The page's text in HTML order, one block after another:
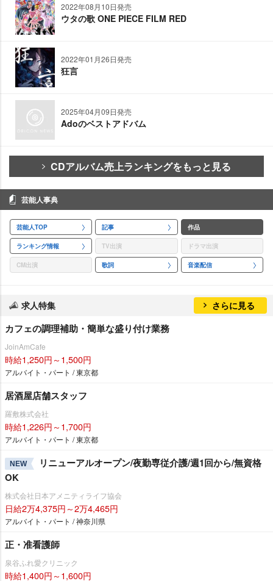
2022年08月10日発売
ウタの歌 ONE PIECE FILM RED
2022年01月26日発売
狂言
2025年04月09日発売
Adoのベストアドバム
CDアルバム売上ランキングをもっと見る
芸能人事典
芸能人TOP 記事 作品
ランキング情報 TV出演 ドラマ出演
CM出演 歌詞 音楽配信
求人特集 さらに見る
カフェの調理補助・簡単な盛り付け業務
JoinAmCafe
時給1,250円～1,500円
アルバイト・パート / 東京都
居酒屋店舗スタッフ
羅敷株式会社
時給1,226円～1,700円
アルバイト・パート / 東京都
NEW
リニューアルオープン/夜勤専従介護/週1回から/無資格
OK
株式会社日本アメニティライフ協会
日給2万4,375円～2万4,465円
アルバイト・パート / 神奈川県
正・准看護師
泉谷ふれ愛クリニック
時給1,400円～1,600円